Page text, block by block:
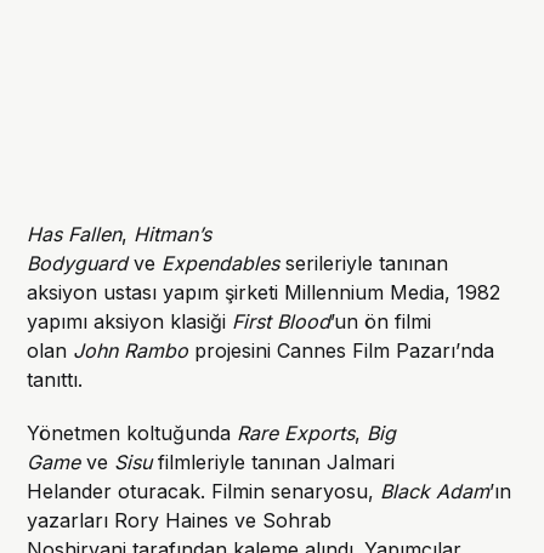
Has Fallen, Hitman’s
Bodyguardve Expendablesserileriyle tanınan
aksiyon ustası yapım şirketi Millennium Media, 1982
yapımı aksiyon klasiği First Blood’un ön filmi
olan John Rambo projesini Cannes Film Pazarı’nda
tanıttı.
Yönetmen koltuğunda Rare Exports, Big
Gameve Sisufilmleriyle tanınan Jalmari
Helander oturacak. Filmin senaryosu, Black Adam’ın
yazarları Rory Haines ve Sohrab